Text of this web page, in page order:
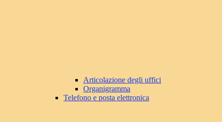
Articolazione degli uffici
Organigramma
Telefono e posta elettronica